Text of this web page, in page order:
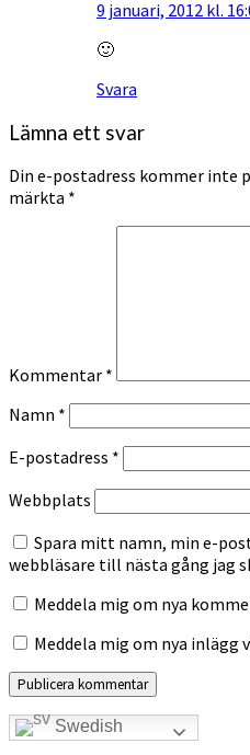
9 januari, 2012 kl.
🙂
Svara
Lämna ett svar
Din e-postadress kommer inte
märkta *
Kommentar *
Namn *
E-postadress *
Webbplats
Spara mitt namn, min e-
webbläsare till nästa gång jag
Meddela mig om nya
Meddela mig om nya inlägg
Swedish